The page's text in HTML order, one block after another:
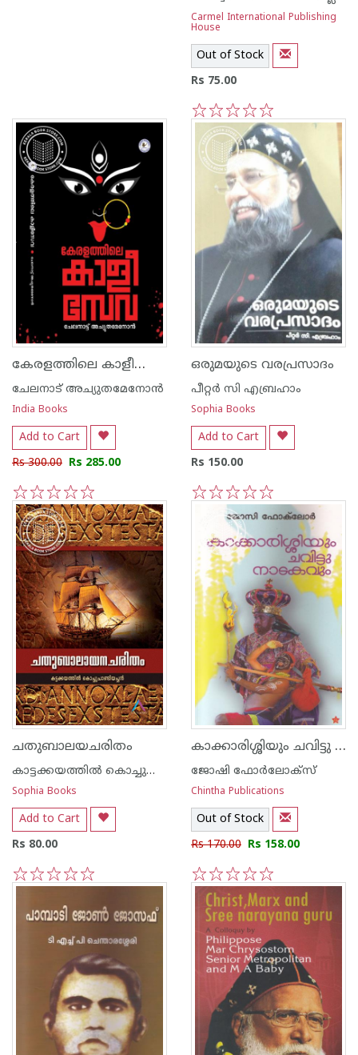
Carmel International Publishing
House
Out of Stock
Rs 75.00
5
4
3
2
1
കേരളത്തിലെ കാളീസേവ
ചേലനാട് അച്യുതമേനോന്‍
India Books
Add to Cart
Rs 300.00 Rs 285.00
5
4
3
2
1
ഒരുമയുടെ വരപ്രസാദം
പീറ്റര്‍ സി എബ്രഹാം
Sophia Books
Add to Cart
Rs 150.00
5
4
3
ചതുബാലയചരിതം
കാട്ടക്കയത്തില്‍ കൊച്ചുചാണ്ടിച്ചന്‍
Sophia Books
Add to Cart
Rs 80.00
5
4
3
2
1
കാക്കാരിശ്ശിയും ചവിട്ടു നാടകവും
ജോഷി ഫോര്‍ലോക്സ്
Chintha Publications
Out of Stock
Rs 170.00 Rs 158.00
5
4
3
2
1